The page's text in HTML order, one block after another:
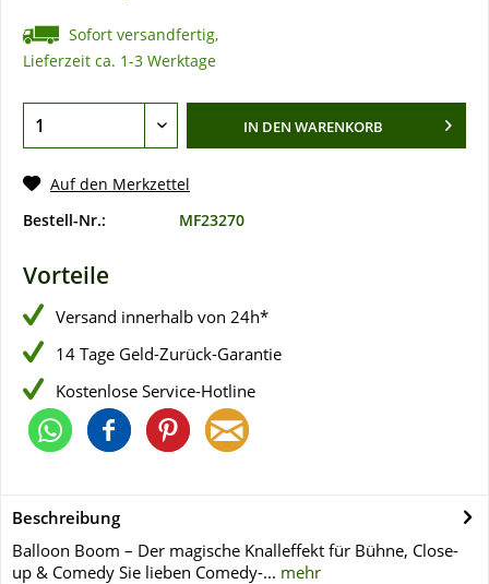
Sofort versandfertig,
Lieferzeit ca. 1-3 Werktage
IN DEN WARENKORB
Auf den Merkzettel
Bestell-Nr.:
MF23270
Vorteile
Versand innerhalb von 24h*
14 Tage Geld-Zurück-Garantie
Kostenlose Service-Hotline
Beschreibung
Balloon Boom – Der magische Knalleffekt für Bühne, Close-
up & Comedy Sie lieben Comedy-... mehr